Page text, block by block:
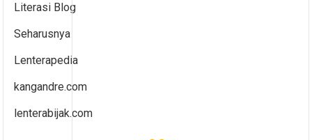
Literasi Blog
Seharusnya
Lenterapedia
kangandre.com
lenterabijak.com